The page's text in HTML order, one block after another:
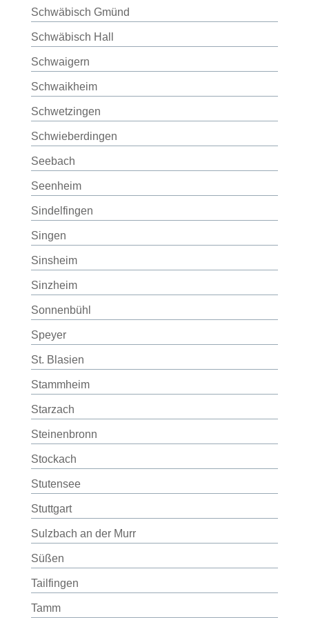
Schwäbisch Gmünd
Schwäbisch Hall
Schwaigern
Schwaikheim
Schwetzingen
Schwieberdingen
Seebach
Seenheim
Sindelfingen
Singen
Sinsheim
Sinzheim
Sonnenbühl
Speyer
St. Blasien
Stammheim
Starzach
Steinenbronn
Stockach
Stutensee
Stuttgart
Sulzbach an der Murr
Süßen
Tailfingen
Tamm